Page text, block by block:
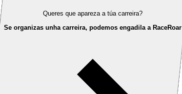
Queres que apareza a túa carreira?
Se organizas unha carreira, podemos engadila a RaceRoar